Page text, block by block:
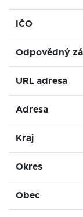
IČO
Odpovědný
URL adresa
Adresa
Kraj
Okres
Obec